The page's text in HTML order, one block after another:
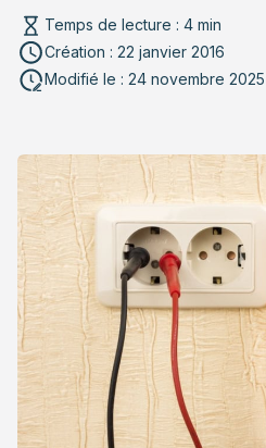
Rechercher un article
Temps de lecture : 4 min
Création : 22 janvier 2016
Modifié le : 24 novembre 2025